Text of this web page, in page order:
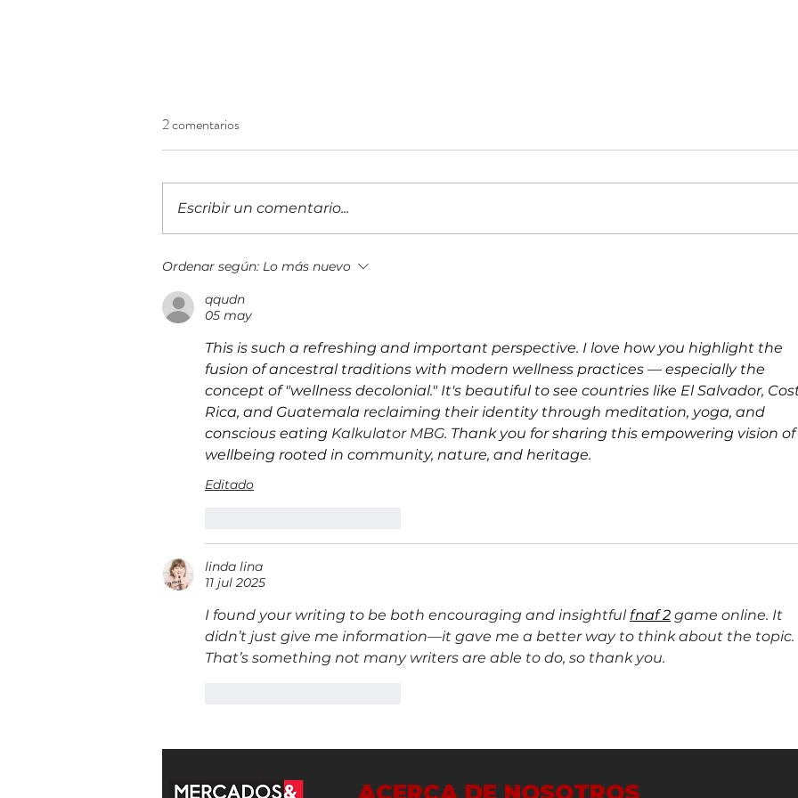
Costa Rica inicia con un evento
virtual la ruta hacia Innkind FiEd
2026 para debatir el impacto de
2 comentarios
Escribir un comentario...
Ordenar según: Lo más nuevo
qqudn
05 may
This is such a refreshing and important perspective. I love how you highlight the
fusion of ancestral traditions with modern wellness practices — especially the
concept of "wellness decolonial." It's beautiful to see countries like El Salvador,
Rica, and Guatemala reclaiming their identity through meditation, yoga, and
conscious eating Kalkulator MBG. Thank you for sharing this empowering vision of
wellbeing rooted in community, nature, and heritage.
Editado
linda lina
11 jul 2025
I found your writing to be both encouraging and insightful fnaf 2 game online. It
didn’t just give me information—it gave me a better way to think about the topic.
That’s something not many writers are able to do, so thank you.
ACERCA DE NOSOTROS